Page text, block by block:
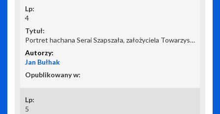
4
Portret hachana Serai Szapszała, założyciela Towarzystwa Miłośników Karaimskiej Kultury i Literatury
Jan Bułhak
5